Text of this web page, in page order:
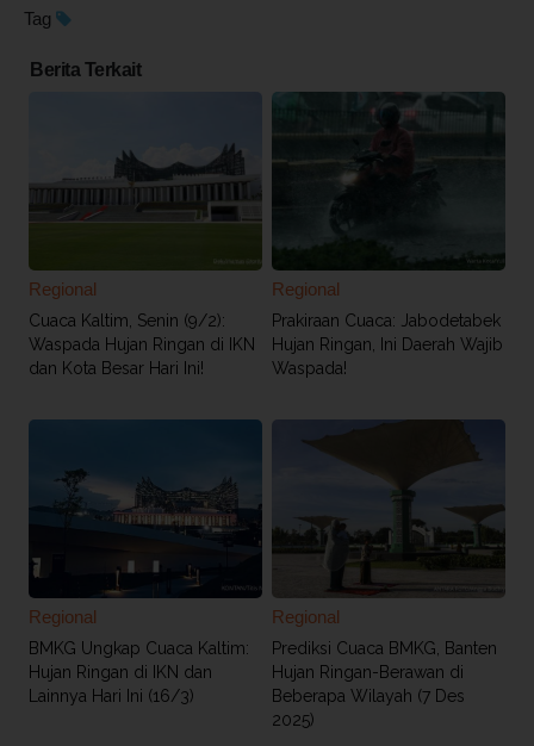
Tag
Berita Terkait
Regional
Cuaca Kaltim, Senin (9/2):
Waspada Hujan Ringan di IKN
dan Kota Besar Hari Ini!
Regional
Prakiraan Cuaca: Jabodetabek
Hujan Ringan, Ini Daerah Wajib
Waspada!
Regional
BMKG Ungkap Cuaca Kaltim:
Hujan Ringan di IKN dan
Lainnya Hari Ini (16/3)
Regional
Prediksi Cuaca BMKG, Banten
Hujan Ringan-Berawan di
Beberapa Wilayah (7 Des
2025)